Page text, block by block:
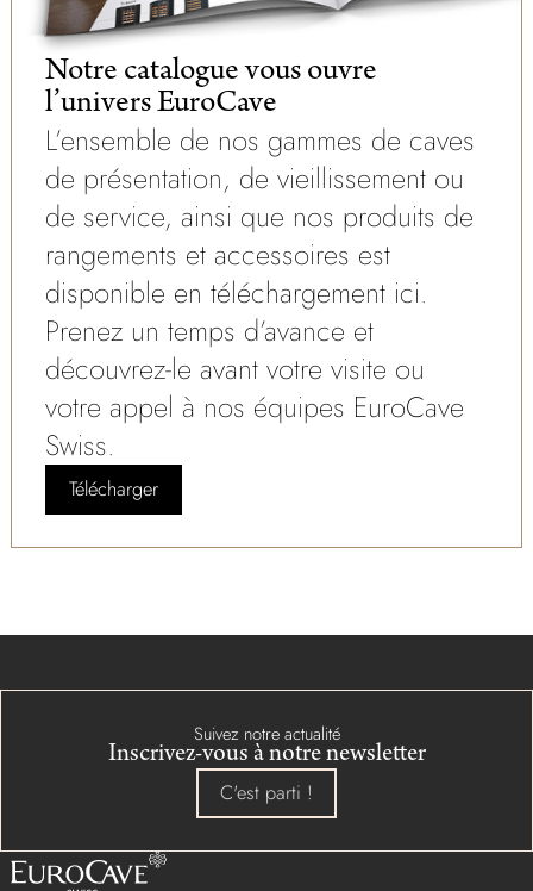
Notre catalogue vous ouvre
l’univers EuroCave
L’ensemble de nos gammes de caves
de présentation, de vieillissement ou
de service, ainsi que nos produits de
rangements et accessoires est
disponible en téléchargement ici.
Prenez un temps d’avance et
découvrez-le avant votre visite ou
votre appel à nos équipes EuroCave
Swiss.
Télécharger
Suivez notre actualité
Inscrivez-vous à notre newsletter
C'est parti !